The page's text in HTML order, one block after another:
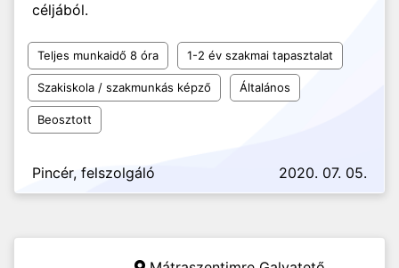
céljából.
Teljes munkaidő 8 óra 1-2 év szakmai tapasztalat
Szakiskola / szakmunkás képző Általános
Beosztott
Pincér, felszolgáló 2020. 07. 05.